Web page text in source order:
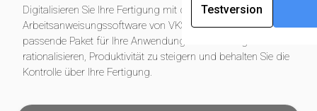
Ressourcen
Français
Testversion
Digitalisieren Sie Ihre Fertigung mit der
Arbeitsanweisungssoftware von VKS. Wählen Sie das
passende Paket für Ihre Anwendung um Schulungen zu
rationalisieren, Produktivität zu steigern und behalten Sie die
Kontrolle über Ihre Fertigung.